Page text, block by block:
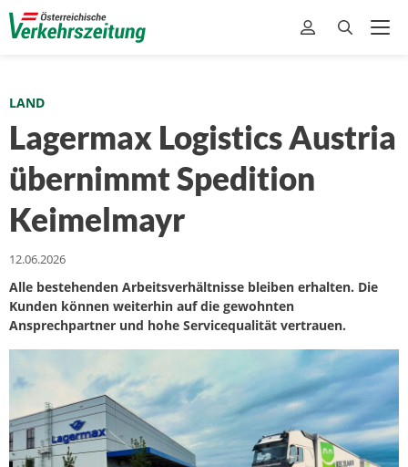
LAND
Lagermax Logistics Austria
übernimmt Spedition
Keimelmayr
12.06.2026
Alle bestehenden Arbeitsverhältnisse bleiben erhalten. Die
Kunden können weiterhin auf die gewohnten
Ansprechpartner und hohe Servicequalität vertrauen.